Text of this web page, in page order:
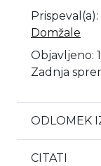
Prispeval(a)
Domžale
Objavljeno:
Zadnja
ODLOMEK
CITATI